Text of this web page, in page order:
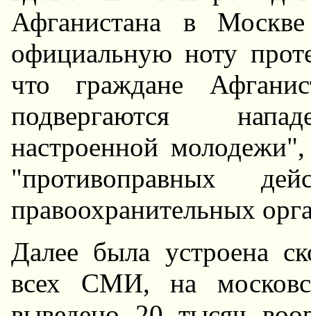
Афганистана в
официальную ноту
что граждане
подвергаются
настроенной
"противоправных
правоохранительных
Далее была устроена
всех СМИ, на